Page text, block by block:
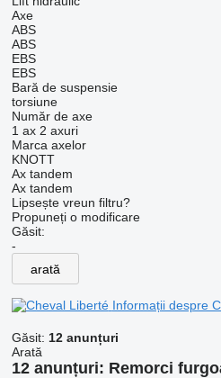
Axe
ABS
ABS
EBS
EBS
Bară de suspensie
torsiune
Număr de axe
1 ax 2 axuri
Marca axelor
KNOTT
Ax tandem
Ax tandem
Lipsește vreun filtru?
Propuneți o modificare
Găsit:
-
arată
Informații despre
Găsit: 12 anunțuri
Arată
12 anunțuri: Remorci